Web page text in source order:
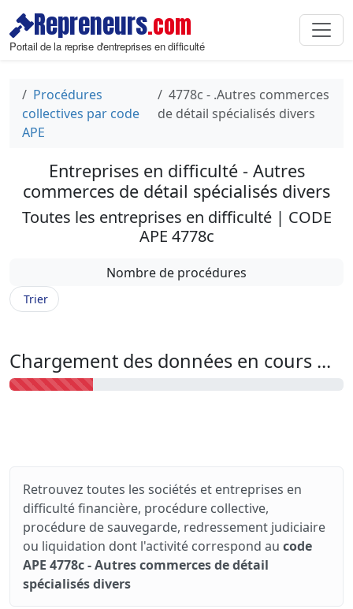
Repreneurs.com
Portail de la reprise d'entreprises en difficulté
Procédures
collectives par code
APE
4778c - .Autres commerces
de détail spécialisés divers
Entreprises en difficulté - Autres
commerces de détail spécialisés divers
Toutes les entreprises en difficulté | CODE
APE 4778c
Nombre de procédures
Trier
Chargement des données en cours ...
Retrouvez toutes les sociétés et entreprises en
difficulté financière, procédure collective,
procédure de sauvegarde, redressement judiciaire
ou liquidation dont l'activité correspond au code
APE 4778c - Autres commerces de détail
spécialisés divers